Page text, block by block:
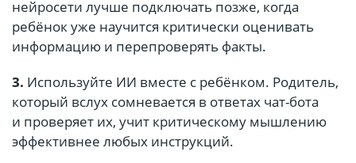
нейросети лучше подключать позже, когда
ребёнок уже научится критически оценивать
информацию и перепроверять факты.
3. Используйте ИИ вместе с ребёнком. Родитель,
который вслух сомневается в ответах чат-бота
и проверяет их, учит критическому мышлению
эффективнее любых инструкций.